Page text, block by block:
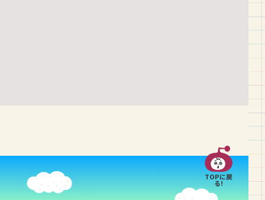
TOPに戻
る!